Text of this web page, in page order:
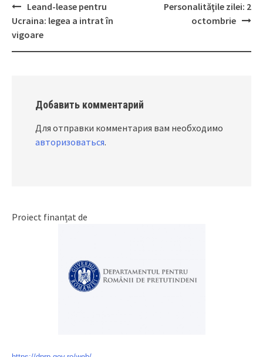
Post
navigation
Leand-lease pentru
Ucraina: legea a intrat în
vigoare
Personalităţile zilei: 2
octombrie
Добавить комментарий
Для отправки комментария вам необходимо
авторизоваться.
Proiect finanțat de